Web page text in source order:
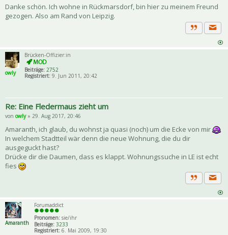
Danke schön. Ich wohne in Rückmarsdorf, bin hier zu meinem Freund
gezogen. Also am Rand von Leipzig.
Zitat
owly
Brücken-Offizier:in
Beiträge: 2752
Registriert:9. Jun 2011, 20:42
Re: Eine Fledermaus zieht um
von owly» 29. Aug 2017, 20:46
Amaranth, ich glaub, du wohnst ja quasi (noch) um die Ecke von mir
In welchem Stadtteil wär denn die neue Wohnung, die du dir
ausgeguckt hast?
Drücke dir die Daumen, dass es klappt. Wohnungssuche in LE ist echt
fies
Zitat
Amaranth
Forumaddict
Pronomen: sie/ihr
Beiträge: 3233
Registriert: 6. Mai 2009, 19:30